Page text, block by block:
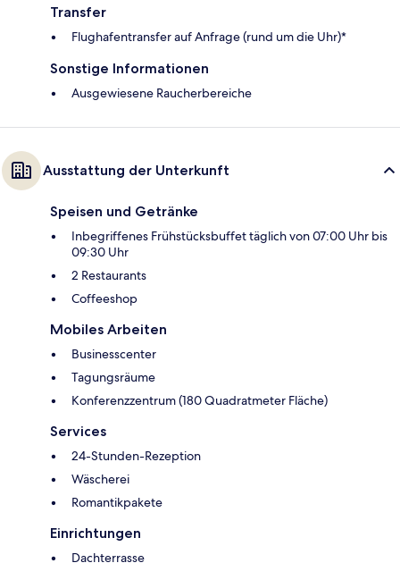
Transfer
Flughafentransfer auf Anfrage (rund um die Uhr)*
Sonstige Informationen
Ausgewiesene Raucherbereiche
Ausstattung der Unterkunft
Speisen und Getränke
Inbegriffenes Frühstücksbuffet täglich von 07:00 Uhr bis
09:30 Uhr
2 Restaurants
Coffeeshop
Mobiles Arbeiten
Businesscenter
Tagungsräume
Konferenzzentrum (180 Quadratmeter Fläche)
Services
24-Stunden-Rezeption
Wäscherei
Romantikpakete
Einrichtungen
Dachterrasse